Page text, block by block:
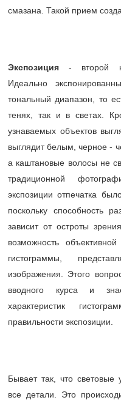
смазана. Такой прием
Экспозиция - второй
Идеально
тональный диапазон, то
тенях, так и в светах.
узнаваемых объектов
выглядит белым, черное -
а каштановые волосы не
традиционной
экспозиции отпечатка
поскольку способность
зависит от остроты
возможность
гистограммы,
изображения. Этого
вводного курса и
характеристик
правильности экспозиции.
Бывает так, что световые
все детали. Это